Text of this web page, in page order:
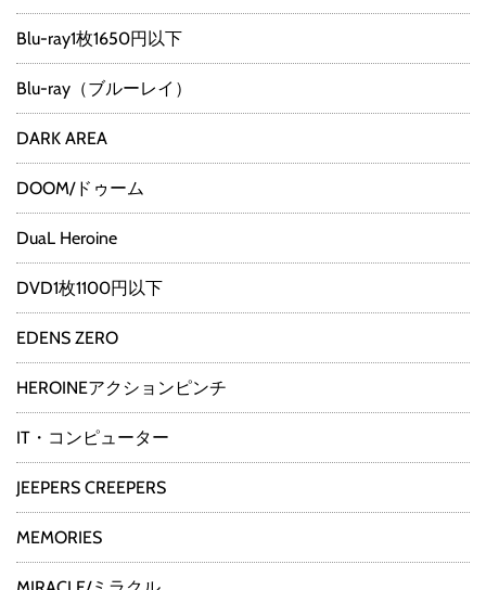
Blu-ray1枚1650円以下
Blu-ray（ブルーレイ）
DARK AREA
DOOM/ドゥーム
DuaL Heroine
DVD1枚1100円以下
EDENS ZERO
HEROINEアクションピンチ
IT・コンピューター
JEEPERS CREEPERS
MEMORIES